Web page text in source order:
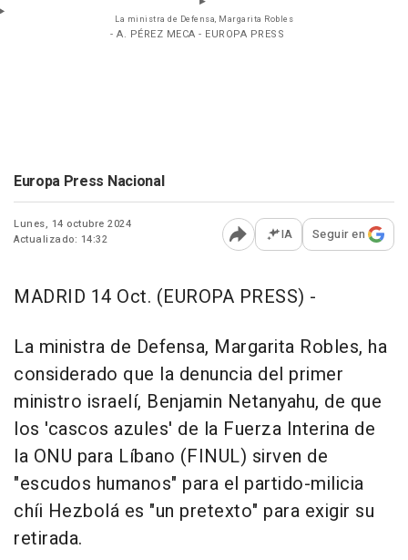
La ministra de Defensa, Margarita Robles
- A. PÉREZ MECA - EUROPA PRESS
Europa Press Nacional
Lunes, 14 octubre 2024
Actualizado: 14:32
Abrir opciones para
IA Seguir en
MADRID 14 Oct. (EUROPA PRESS) -
La ministra de Defensa, Margarita Robles, ha
considerado que la denuncia del primer
ministro israelí, Benjamin Netanyahu, de que
los 'cascos azules' de la Fuerza Interina de
la ONU para Líbano (FINUL) sirven de
"escudos humanos" para el partido-milicia
chíi Hezbolá es "un pretexto" para exigir su
retirada.